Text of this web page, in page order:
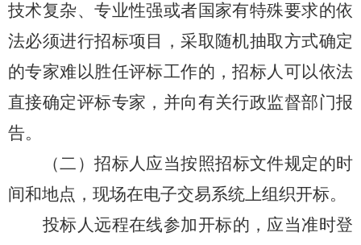
技术复杂、专业性强或者国家有特殊要求的依
法必须进行招标项目，采取随机抽取方式确定
的专家难以胜任评标工作的，招标人可以依法
直接确定评标专家，并向有关行政监督部门报
告。
（二）招标人应当按照招标文件规定的时
间和地点，现场在电子交易系统上组织开标。
投标人远程在线参加开标的，应当准时登